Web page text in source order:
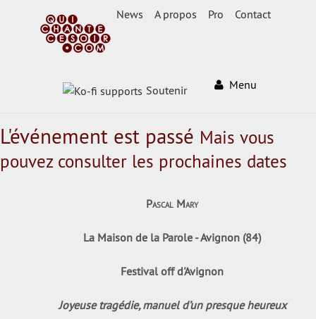
News A propos Pro Contact
Soutenir Menu
L'événement est passé Mais vous
pouvez consulter les prochaines dates
Pascal Mary
La Maison de la Parole - Avignon (84)
Festival off d'Avignon
Joyeuse tragédie, manuel d’un presque heureux